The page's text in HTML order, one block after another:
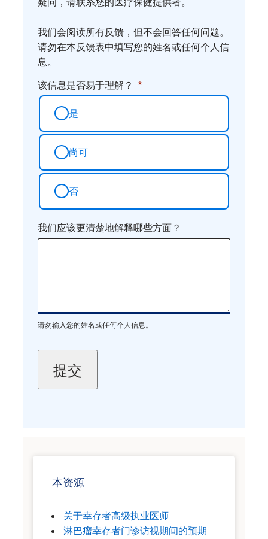
想
我们会阅读所有反馈，但不会回答任何问题。
请勿在本反馈表中填写您的姓名或任何个人信
息。
该信息是否易于理解？
是
尚可
否
我们应该更清楚地解释哪些方面？
请勿输入您的姓名或任何个人信息。
本资源
关于幸存者高级执业医师
淋巴瘤幸存者门诊访视期间的预期